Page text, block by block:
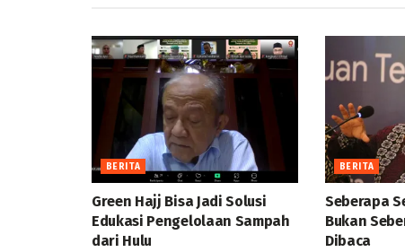
BERITA
Green Hajj Bisa Jadi Solusi
Edukasi Pengelolaan Sampah
dari Hulu
BERITA
Seberapa
Bukan
Dibaca